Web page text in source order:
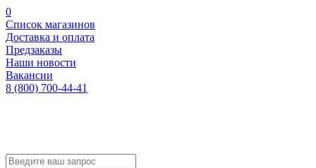
0
Список магазинов
Доставка и оплата
Предзаказы
Наши новости
Вакансии
8 (800) 700-44-41